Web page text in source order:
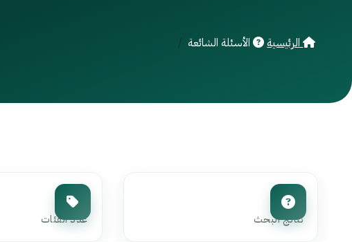
الرئيسية الأسئلة الشائعة
0
نتائج البحث
0
عدد الفئات